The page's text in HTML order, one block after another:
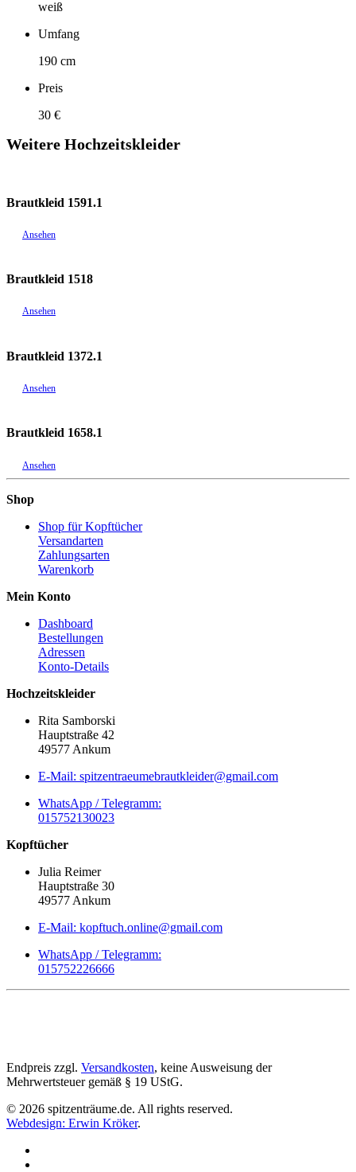
weiß
Umfang
190 cm
Preis
30 €
Weitere Hochzeitskleider
Brautkleid 1591.1
Ansehen
Brautkleid 1518
Ansehen
Brautkleid 1372.1
Ansehen
Brautkleid 1658.1
Ansehen
Shop
Shop für Kopftücher
Versandarten
Zahlungsarten
Warenkorb
Mein Konto
Dashboard
Bestellungen
Adressen
Konto-Details
Hochzeitskleider
Rita Samborski
Hauptstraße 42
49577 Ankum
E-Mail: spitzentraeumebrautkleider@gmail.com
WhatsApp / Telegramm:
015752130023
Kopftücher
Julia Reimer
Hauptstraße 30
49577 Ankum
E-Mail: kopftuch.online@gmail.com
WhatsApp / Telegramm:
015752226666
Endpreis zzgl. Versandkosten, keine Ausweisung der
Mehrwertsteuer gemäß § 19 UStG.
© 2026 spitzenträume.de. All rights reserved.
Webdesign: Erwin Kröker.